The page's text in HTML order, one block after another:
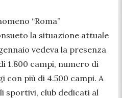
“Roma”
la situazione attuale
vedeva la presenza
1.800 campi, numero di
con più di 4.500 campi. A
sportivi, club dedicati al